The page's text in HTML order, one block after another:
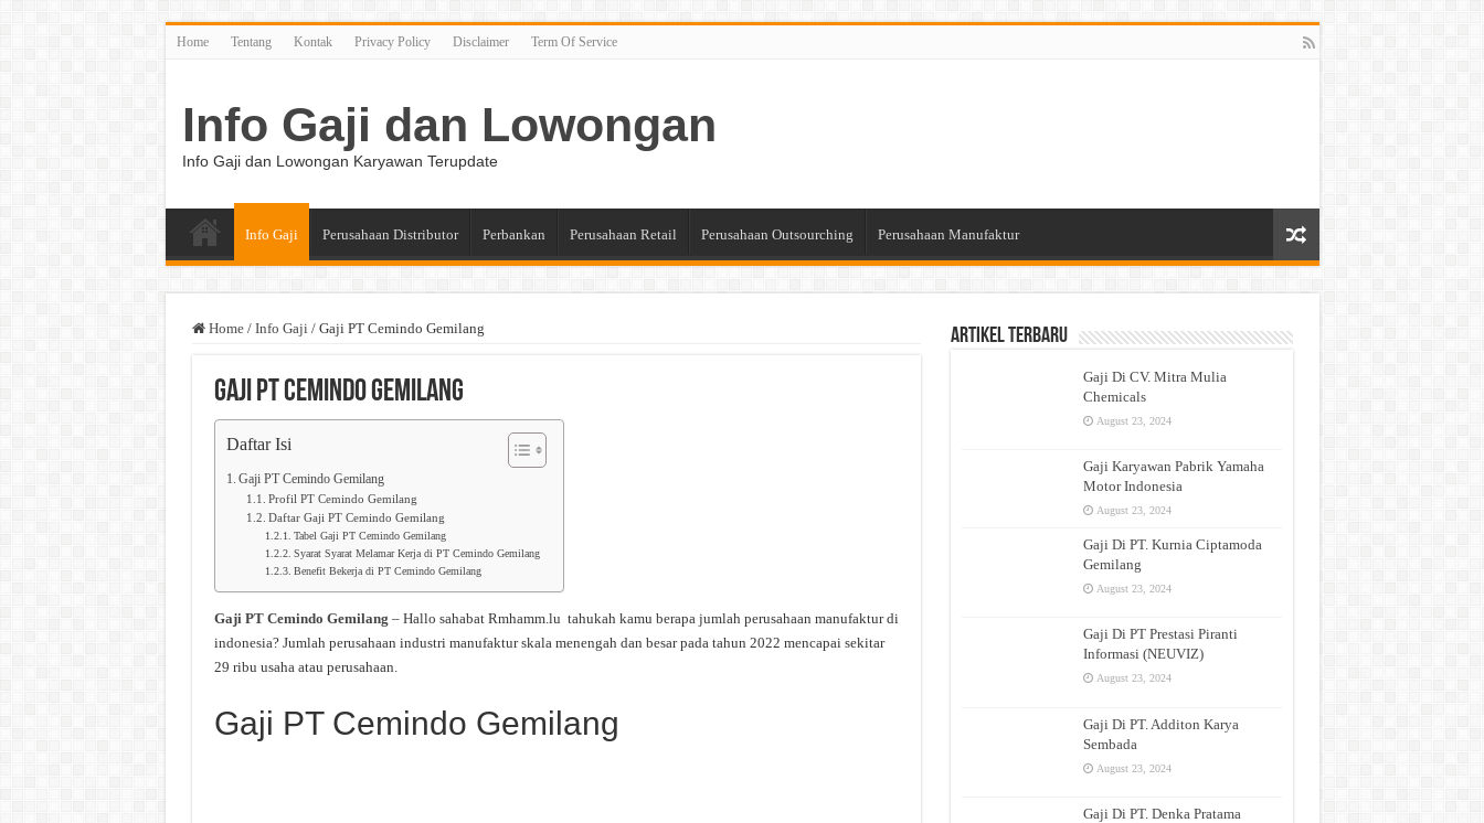
Home Tentang Kontak Privacy Policy Disclaimer Term Of Service
Info Gaji dan Lowongan
Info Gaji dan Lowongan Karyawan Terupdate
Info Gaji Perusahaan Distributor Perbankan Perusahaan Retail Perusahaan Outsourching Perusahaan Manufaktur
Home / Info Gaji / Gaji PT Cemindo Gemilang
Gaji PT Cemindo Gemilang
Daftar Isi
Gaji PT Cemindo Gemilang
Profil PT Cemindo Gemilang
Daftar Gaji PT Cemindo Gemilang
Tabel Gaji PT Cemindo Gemilang
Syarat Syarat Melamar Kerja di PT Cemindo Gemilang
Benefit Bekerja di PT Cemindo Gemilang
Gaji PT Cemindo Gemilang – Hallo sahabat Rmhamm.lu tahukah kamu berapa jumlah perusahaan manufaktur di
indonesia? Jumlah perusahaan industri manufaktur skala menengah dan besar pada tahun 2022 mencapai sekitar
29 ribu usaha atau perusahaan.
Gaji PT Cemindo Gemilang
Artikel Terbaru
Gaji Di CV. Mitra Mulia
Chemicals
August 23, 2024
Gaji Karyawan Pabrik Yamaha
Motor Indonesia
August 23, 2024
Gaji Di PT. Kurnia Ciptamoda
Gemilang
August 23, 2024
Gaji Di PT Prestasi Piranti
Informasi (NEUVIZ)
August 23, 2024
Gaji Di PT. Additon Karya
Sembada
August 23, 2024
Gaji Di PT. Denka Pratama